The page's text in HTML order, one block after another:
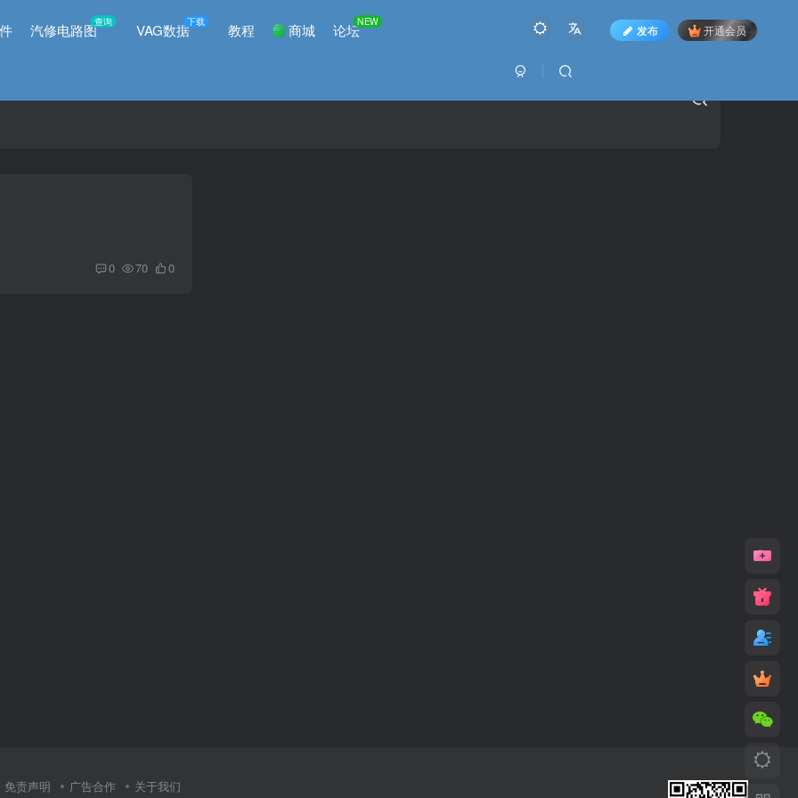
汽修电路图查询 VAG数据下载 教程 商城 论坛NEW
发布 开通会员
0 70 0
免责声明 广告合作 关于我们